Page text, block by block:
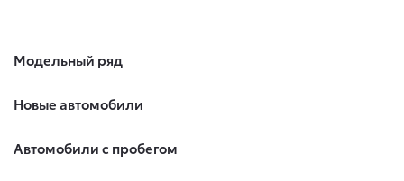
Модельный ряд
Новые автомобили
Автомобили с пробегом